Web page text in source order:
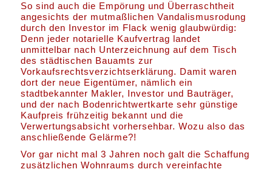
So sind auch die Empörung und Überraschtheit
angesichts der mutmaßlichen Vandalismusrodung
durch den Investor im Flack wenig glaubwürdig:
Denn jeder notarielle Kaufvertrag landet
unmittelbar nach Unterzeichnung auf dem Tisch
des städtischen Bauamts zur
Vorkaufsrechtsverzichtserklärung. Damit waren
dort der neue Eigentümer, nämlich ein
stadtbekannter Makler, Investor und Bauträger,
und der nach Bodenrichtwertkarte sehr günstige
Kaufpreis frühzeitig bekannt und die
Verwertungsabsicht vorhersehbar. Wozu also das
anschließende Gelärme?!
Vor gar nicht mal 3 Jahren noch galt die Schaffung
zusätzlichen Wohnraums durch vereinfachte